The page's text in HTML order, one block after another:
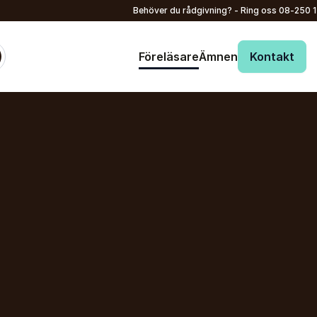
Behöver du rådgivning? - Ring oss 08-250
FöreläsareÄmnen Kontakt